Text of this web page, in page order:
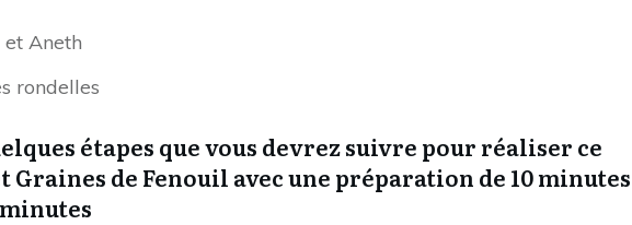
Aneth
rondelles
étapes que vous devrez suivre pour réaliser ce
Graines de Fenouil avec une préparation de 10 minutes
minutes